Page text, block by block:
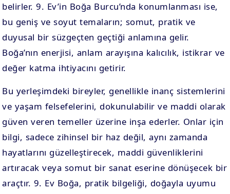
belirler. 9. Ev’in Boğa Burcu’nda konumlanması ise,
bu geniş ve soyut temaların; somut, pratik ve
duyusal bir süzgeçten geçtiği anlamına gelir.
Boğa’nın enerjisi, anlam arayışına kalıcılık, istikrar ve
değer katma ihtiyacını getirir.
Bu yerleşimdeki bireyler, genellikle inanç sistemlerini
ve yaşam felsefelerini, dokunulabilir ve maddi olarak
güven veren temeller üzerine inşa ederler. Onlar için
bilgi, sadece zihinsel bir haz değil, aynı zamanda
hayatlarını güzelleştirecek, maddi güvenliklerini
artıracak veya somut bir sanat eserine dönüşecek bir
araçtır. 9. Ev Boğa, pratik bilgeliği, doğayla uyumu